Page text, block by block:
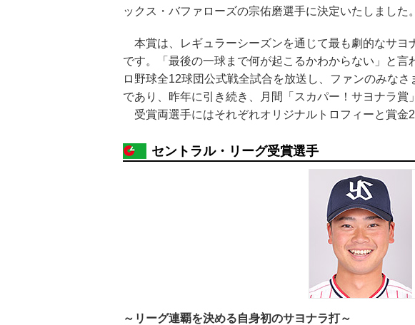
ックス・バファローズの宗佑磨選手に決定いたしました。
本賞は、レギュラーシーズンを通じて最も劇的なサヨ
です。「最後の一球まで何が起こるかわからない」と
ロ野球全12球団公式戦全試合を放送し、ファンのみな
であり、昨年に引き続き、月間「スカパー！サヨナラ賞
受賞両選手にはそれぞれオリジナルトロフィーと賞金
セントラル・リーグ受賞選手
～リーグ連覇を決める自身初のサヨナラ打～